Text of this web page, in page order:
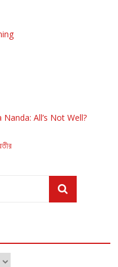
All’s Not Well?